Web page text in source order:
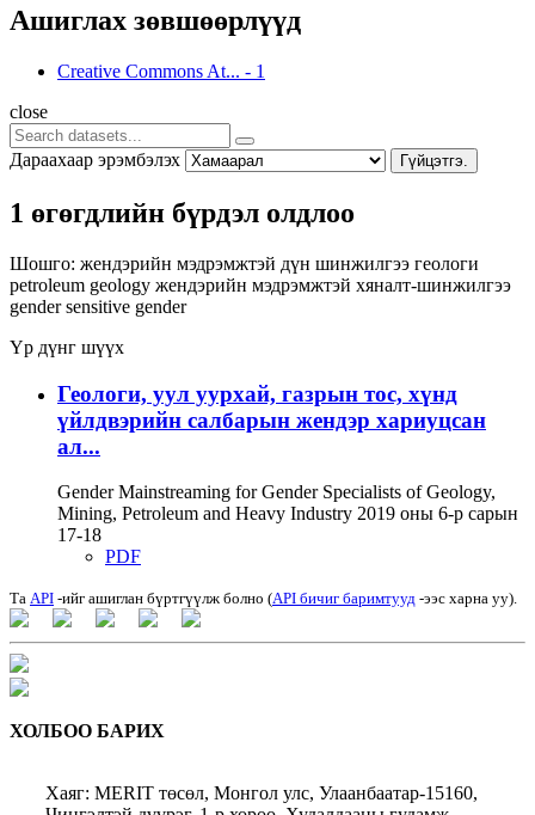
Ашиглах зөвшөөрлүүд
Creative Commons At... - 1
close
Дараахаар эрэмбэлэх Гүйцэтгэ.
1 өгөгдлийн бүрдэл олдлоо
Шошго: жендэрийн мэдрэмжтэй дүн шинжилгээ геологи
petroleum geology жендэрийн мэдрэмжтэй хяналт-шинжилгээ
gender sensitive gender
Үр дүнг шүүх
Геологи, уул уурхай, газрын тос, хүнд
үйлдвэрийн салбарын жендэр хариуцсан
ал...
Gender Mainstreaming for Gender Specialists of Geology,
Mining, Petroleum and Heavy Industry 2019 оны 6-р сарын
17-18
PDF
Та API -ийг ашиглан бүртгүүлж болно (API бичиг баримтууд -ээс харна уу).
ХОЛБОО БАРИХ
Хаяг: MERIT төсөл, Монгол улс, Улаанбаатар-15160,